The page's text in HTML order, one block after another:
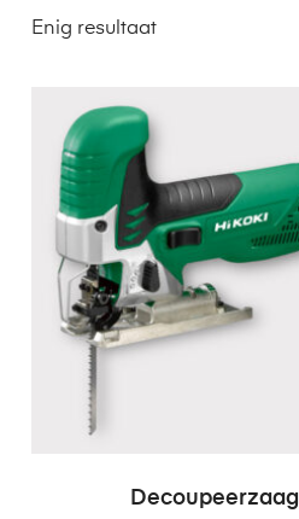
Enig resultaat
Decoupeerzaag